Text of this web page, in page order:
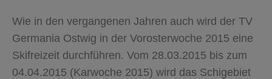
Wie in den vergangenen Jahren auch wird der TV
Germania Ostwig in der Vorosterwoche 2015 eine
Skifreizeit durchführen. Vom 28.03.2015 bis zum
04.04.2015 (Karwoche 2015) wird das Schigebiet